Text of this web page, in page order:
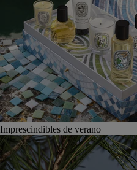
Imprescindibles de verano